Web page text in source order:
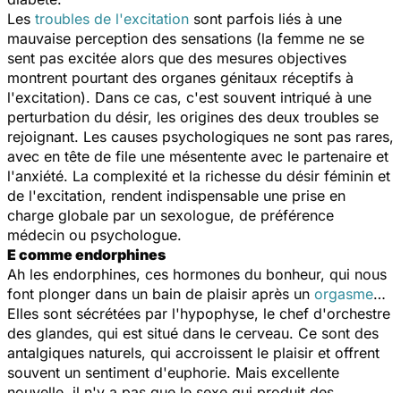
Les troubles de l'excitation sont parfois liés à une
mauvaise perception des sensations (la femme ne se
sent pas excitée alors que des mesures objectives
montrent pourtant des organes génitaux réceptifs à
l'excitation). Dans ce cas, c'est souvent intriqué à une
perturbation du désir, les origines des deux troubles se
rejoignant. Les causes psychologiques ne sont pas rares,
avec en tête de file une mésentente avec le partenaire et
l'anxiété. La complexité et la richesse du désir féminin et
de l'excitation, rendent indispensable une prise en
charge globale par un sexologue, de préférence
médecin ou psychologue.
E comme endorphines
Ah les endorphines, ces hormones du bonheur, qui nous
font plonger dans un bain de plaisir après un orgasme…
Elles sont sécrétées par l'hypophyse, le chef d'orchestre
des glandes, qui est situé dans le cerveau. Ce sont des
antalgiques naturels, qui accroissent le plaisir et offrent
souvent un sentiment d'euphorie. Mais excellente